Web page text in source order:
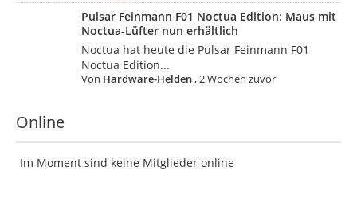
Pulsar Feinmann F01 Noctua Edition: Maus mit
Noctua-Lüfter nun erhältlich
Noctua hat heute die Pulsar Feinmann F01
Noctua Edition...
Von Hardware-Helden,2 Wochen zuvor
Online
Im Moment sind keine Mitglieder online